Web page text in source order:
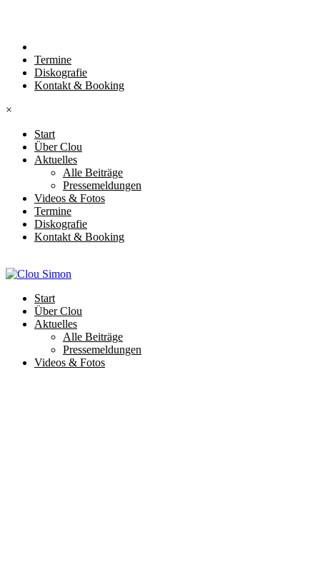
Termine
Diskografie
Kontakt & Booking
×
Start
Über Clou
Aktuelles
Alle Beiträge
Pressemeldungen
Videos & Fotos
Termine
Diskografie
Kontakt & Booking
Start
Über Clou
Aktuelles
Alle Beiträge
Pressemeldungen
Videos & Fotos